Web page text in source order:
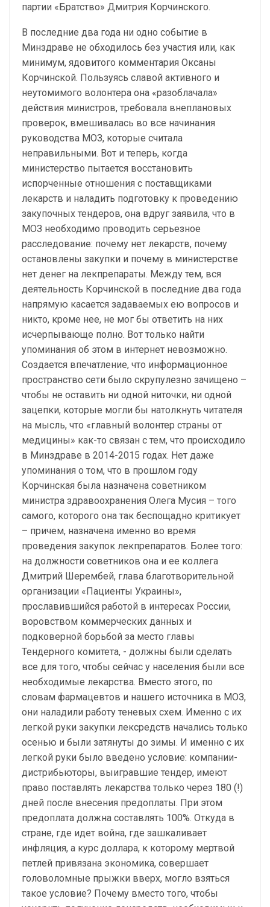
партии «Братство» Дмитрия Корчинского.
В последние два года ни одно событие в
Минздраве не обходилось без участия или, как
минимум, ядовитого комментария Оксаны
Корчинской. Пользуясь славой активного и
неутомимого волонтера она «разоблачала»
действия министров, требовала внеплановых
проверок, вмешивалась во все начинания
руководства МОЗ, которые считала
неправильными. Вот и теперь, когда
министерство пытается восстановить
испорченные отношения с поставщиками
лекарств и наладить подготовку к проведению
закупочных тендеров, она вдруг заявила, что в
МОЗ необходимо проводить серьезное
расследование: почему нет лекарств, почему
остановлены закупки и почему в министерстве
нет денег на лекпрепараты. Между тем, вся
деятельность Корчинской в последние два года
напрямую касается задаваемых ею вопросов и
никто, кроме нее, не мог бы ответить на них
исчерпывающе полно. Вот только найти
упоминания об этом в интернет невозможно.
Создается впечатление, что информационное
пространство сети было скрупулезно зачищено –
чтобы не оставить ни одной ниточки, ни одной
зацепки, которые могли бы натолкнуть читателя
на мысль, что «главный волонтер страны от
медицины» как-то связан с тем, что происходило
в Минздраве в 2014-2015 годах. Нет даже
упоминания о том, что в прошлом году
Корчинская была назначена советником
министра здравоохранения Олега Мусия – того
самого, которого она так беспощадно критикует
– причем, назначена именно во время
проведения закупок лекпрепаратов. Более того:
на должности советников она и ее коллега
Дмитрий Шерембей, глава благотворительной
организации «Пациенты Украины»,
прославившийся работой в интересах России,
воровством коммерческих данных и
подковерной борьбой за место главы
Тендерного комитета, - должны были сделать
все для того, чтобы сейчас у населения были все
необходимые лекарства. Вместо этого, по
словам фармацевтов и нашего источника в МОЗ,
они наладили работу теневых схем. Именно с их
легкой руки закупки лексредств начались только
осенью и были затянуты до зимы. И именно с их
легкой руки было введено условие: компании-
дистрибьюторы, выигравшие тендер, имеют
право поставлять лекарства только через 180 (!)
дней после внесения предоплаты. При этом
предоплата должна составлять 100%. Откуда в
стране, где идет война, где зашкаливает
инфляция, а курс доллара, к которому мертвой
петлей привязана экономика, совершает
головоломные прыжки вверх, могло взяться
такое условие? Почему вместо того, чтобы